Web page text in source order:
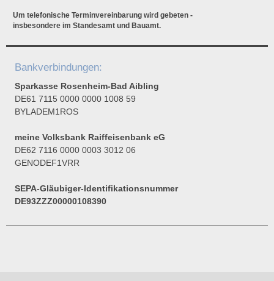
Um telefonische Terminvereinbarung wird gebeten -
insbesondere im Standesamt und Bauamt.
Bankverbindungen:
Sparkasse Rosenheim-Bad Aibling
DE61 7115 0000 0000 1008 59
BYLADEM1ROS
meine Volksbank Raiffeisenbank eG
DE62 7116 0000 0003 3012 06
GENODEF1VRR
SEPA-Gläubiger-Identifikationsnummer
DE93ZZZ00000108390